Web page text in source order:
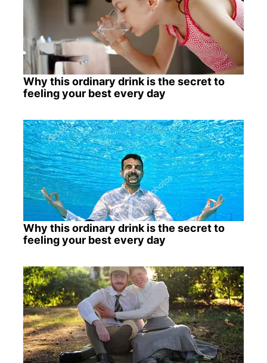
Why this ordinary drink is the secret to
feeling your best every day
Why this ordinary drink is the secret to
feeling your best every day